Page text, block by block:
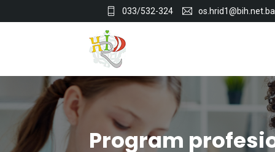
033/532-324 os.hrid1@bih.net.ba
Program